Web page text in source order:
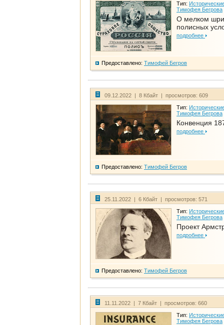
Тип:
Тимофея Бегрова
О мелком
полисных
подробнее
Предоставлено: Тимофей Бегров
09.12.2022 | 8 Кбайт | просмотров: 609
Тип:
Тимофея Бегрова
Конвенция
подробнее
Предоставлено: Тимофей Бегров
25.11.2022 | 6 Кбайт | просмотров: 571
Тип:
Тимофея Бегрова
Проект
подробнее
Предоставлено: Тимофей Бегров
11.11.2022 | 7 Кбайт | просмотров: 660
Тип:
Тимофея Бегрова